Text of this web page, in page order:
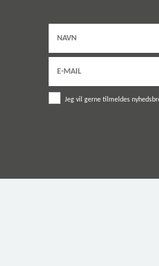
Jeg vil gerne tilmeldes